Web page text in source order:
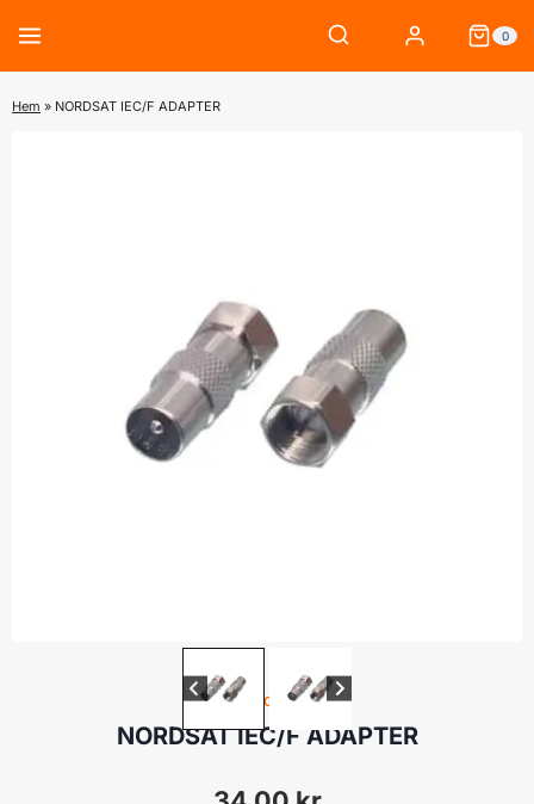
content
0
Hem » NORDSAT IEC/F ADAPTER
ANTENNKONTAKTER
NORDSAT IEC/F ADAPTER